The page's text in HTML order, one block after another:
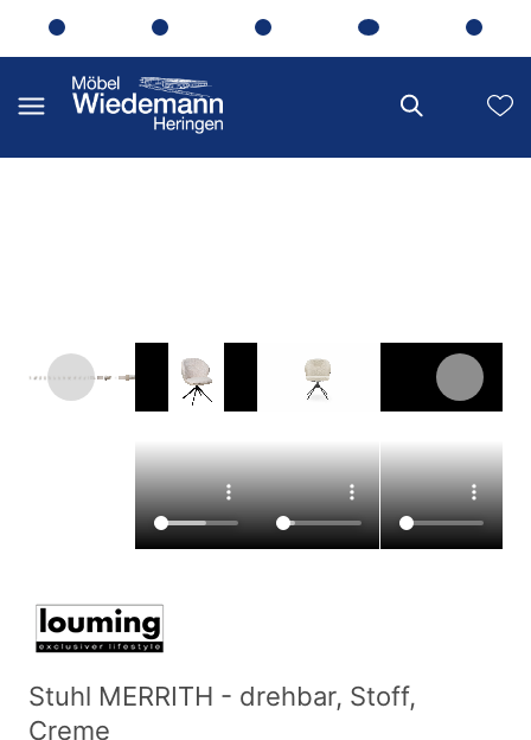
Stuhl MERRITH - drehbar, Stoff,
Creme